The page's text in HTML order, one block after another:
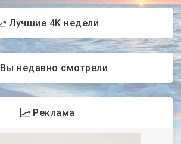
Лучшие 4K недели
Вы недавно смотрели
Реклама